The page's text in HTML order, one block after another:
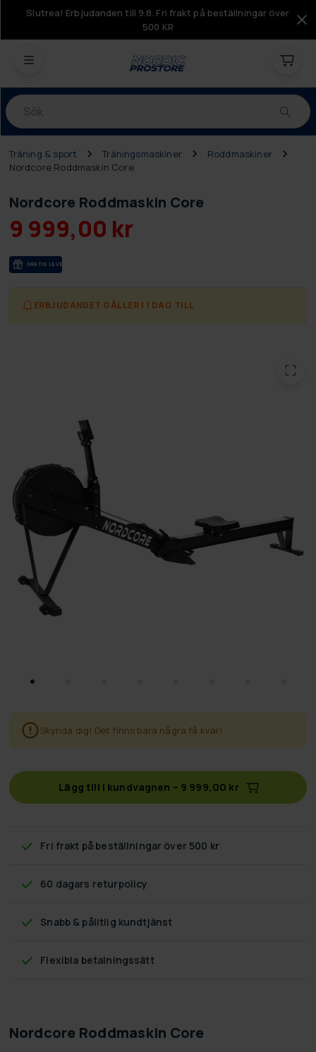
Slutrea! Erbjudanden till 9.8. Fri frakt på beställningar över
500 KR
Produkter
Träning & sport Träningsmaskiner
Roddmaskiner
Nordcore Roddmaskin Core
Nordcore Roddmaskin Core
9 999,00 kr
GRA­TIS LE­VE­RANS
ERBJUDANDET GÄLLER I 1 DAG TILL
Skynda dig! Det finns bara några få kvar!
Lägg till i kundvagnen – 9 999,00 kr
Fri frakt på beställningar över 500 kr
60 dagars returpolicy
Snabb & pålitlig kundtjänst
Flexibla betalningssätt
Nordcore Roddmaskin Core